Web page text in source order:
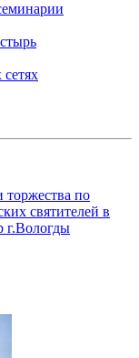
по
святителей в
г.Вологды